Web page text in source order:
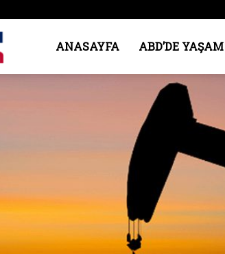
Amerika’daANASAYFA ABD’DE YAŞAM